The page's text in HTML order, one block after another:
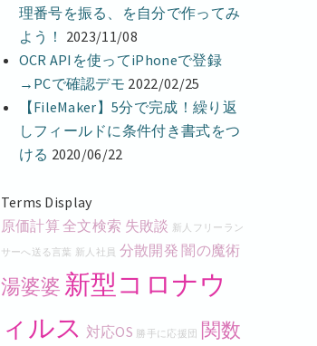
理番号を振る、を自分で作ってみ
よう！ 2023/11/08
OCR APIを使ってiPhoneで登録
→PCで確認デモ 2022/02/25
【FileMaker】5分で完成！繰り返
しフィールドに条件付き書式をつ
ける 2020/06/22
Terms Display
原価計算全文検索 失敗談 新人フリーラン
サーへ送る言葉 新人社員 分散開発 闇の魔術
湯婆婆 新型コロナウ
ィルス 対応OS 勝手に応援団 関数